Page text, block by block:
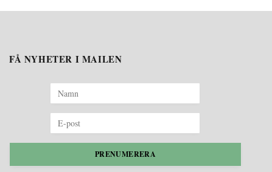
FÅ NYHETER I MAILEN
PRENUMERERA